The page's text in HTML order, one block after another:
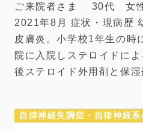
ご来院者さま 30代 女
2021年8月 症状・現病歴
皮膚炎。小学校1年生の時
院に入院しステロイドに
後ステロイド外用剤と保
自律神経失調症・自律神経